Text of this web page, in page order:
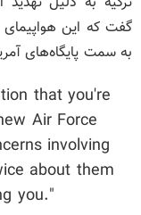
گفت که این
به سمت پایگاه‌های
that you're
Air Force
involving
about them
you."